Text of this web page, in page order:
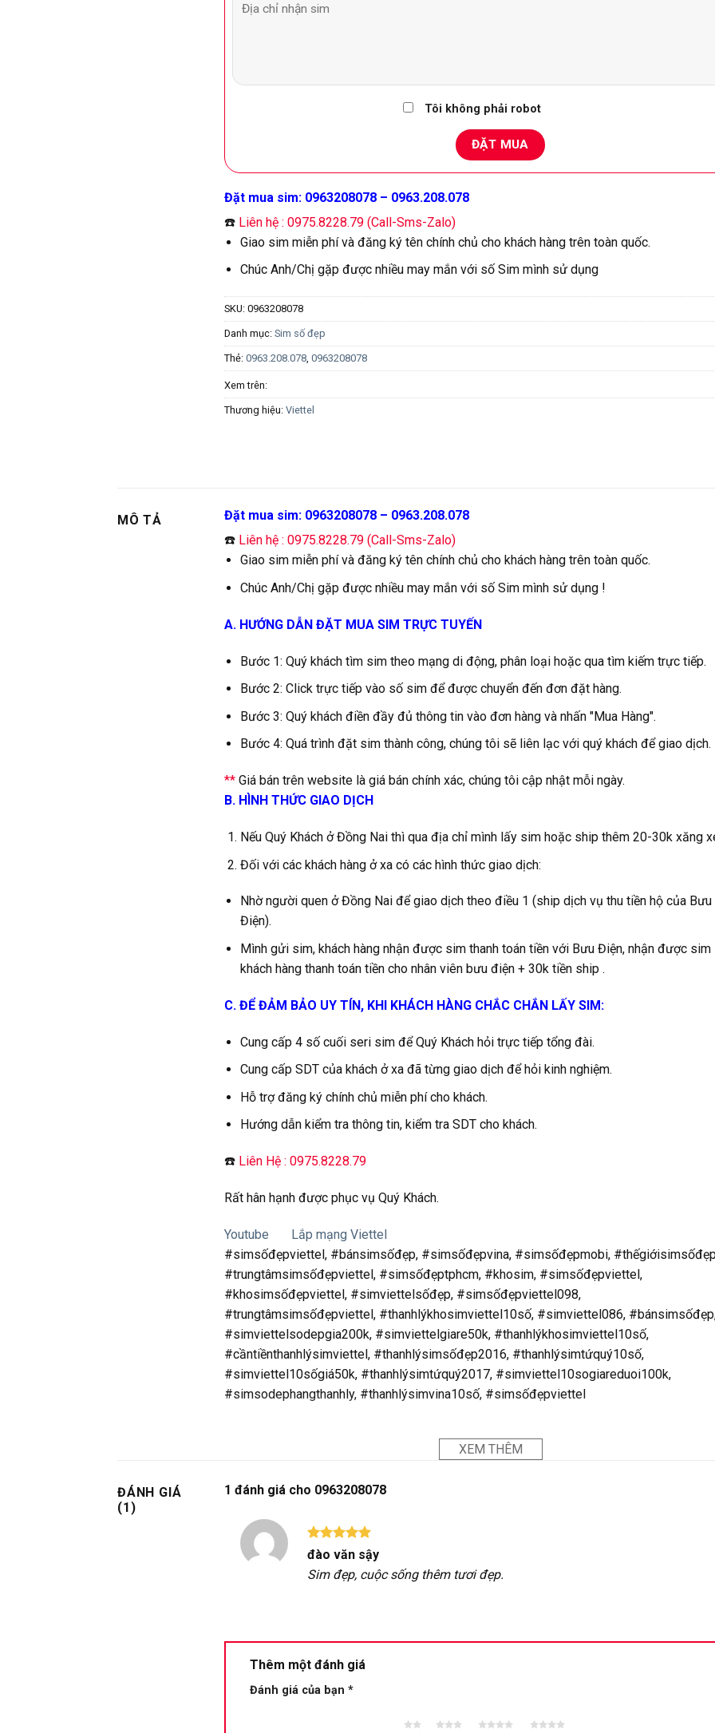
Tôi không phải robot
Đặt mua sim: 0963208078 – 0963.208.078
☎️ Liên hệ : 0975.8228.79 (Call-Sms-Zalo)
Giao sim miễn phí và đăng ký tên chính chủ cho khách hàng trên toàn quốc.
Chúc Anh/Chị gặp được nhiều may mắn với số Sim mình sử dụng
SKU: 0963208078
Danh mục: Sim số đẹp
Thẻ: 0963.208.078, 0963208078
Xem trên:
Thương hiệu: Viettel
MÔ TẢ
Đặt mua sim: 0963208078 – 0963.208.078
☎️ Liên hệ : 0975.8228.79 (Call-Sms-Zalo)
Giao sim miễn phí và đăng ký tên chính chủ cho khách hàng trên toàn quốc.
Chúc Anh/Chị gặp được nhiều may mắn với số Sim mình sử dụng !
A. HƯỚNG DẪN ĐẶT MUA SIM TRỰC TUYẾN
Bước 1: Quý khách tìm sim theo mạng di động, phân loại hoặc qua tìm kiếm trực tiếp.
Bước 2: Click trực tiếp vào số sim để được chuyển đến đơn đặt hàng.
Bước 3: Quý khách điền đầy đủ thông tin vào đơn hàng và nhấn "Mua Hàng".
Bước 4: Quá trình đặt sim thành công, chúng tôi sẽ liên lạc với quý khách để giao dịch.
**Giá bán trên website là giá bán chính xác, chúng tôi cập nhật mỗi ngày.
B. HÌNH THỨC GIAO DỊCH
Nếu Quý Khách ở Đồng Nai thì qua địa chỉ mình lấy sim hoặc ship thêm 20-30k xăng
Đối với các khách hàng ở xa có các hình thức giao dịch:
Nhờ người quen ở Đồng Nai để giao dịch theo điều 1 (ship dịch vụ thu tiền hộ của Bưu
Điện).
Mình gửi sim, khách hàng nhận được sim thanh toán tiền với Bưu Điện, nhận được sim
khách hàng thanh toán tiền cho nhân viên bưu điện + 30k tiền ship .
C. ĐỂ ĐẢM BẢO UY TÍN, KHI KHÁCH HÀNG CHẮC CHẮN LẤY SIM:
Cung cấp 4 số cuối seri sim để Quý Khách hỏi trực tiếp tổng đài.
Cung cấp SDT của khách ở xa đã từng giao dịch để hỏi kinh nghiệm.
Hỗ trợ đăng ký chính chủ miễn phí cho khách.
Hướng dẫn kiểm tra thông tin, kiểm tra SDT cho khách.
☎️ Liên Hệ : 0975.8228.79
Rất hân hạnh được phục vụ Quý Khách.
Youtube
Lắp mạng Viettel
#simsốđẹpviettel, #bánsimsốđẹp, #simsốđẹpvina, #simsốđẹpmobi,
#trungtâmsimsốđẹpviettel, #simsốđẹptphcm, #khosim, #simsốđẹpviettel,
#khosimsốđẹpviettel, #simviettelsốđẹp, #simsốđẹpviettel098,
#trungtâmsimsốđẹpviettel, #thanhlýkhosimviettel10số, #simviettel086,
#simviettelsodepgia200k, #simviettelgiare50k, #thanhlýkhosimviettel10số,
#cầntiềnthanhlýsimviettel, #thanhlýsimsốđẹp2016, #thanhlýsimtứquý10số,
#simviettel10sốgiá50k, #thanhlýsimtứquý2017, #simviettel10sogiareduoi100k,
#simsodephangthanhly, #thanhlýsimvina10số, #simsốđẹpviettel
XEM THÊM
ĐÁNH GIÁ
(1)
1 đánh giá cho 0963208078
Được xếp
hạng 55
sao
đào văn sậy
Sim đẹp, cuộc sống thêm tươi đẹp.
Thêm một đánh giá
Đánh giá của bạn *
5 sao
sao
sao
sao